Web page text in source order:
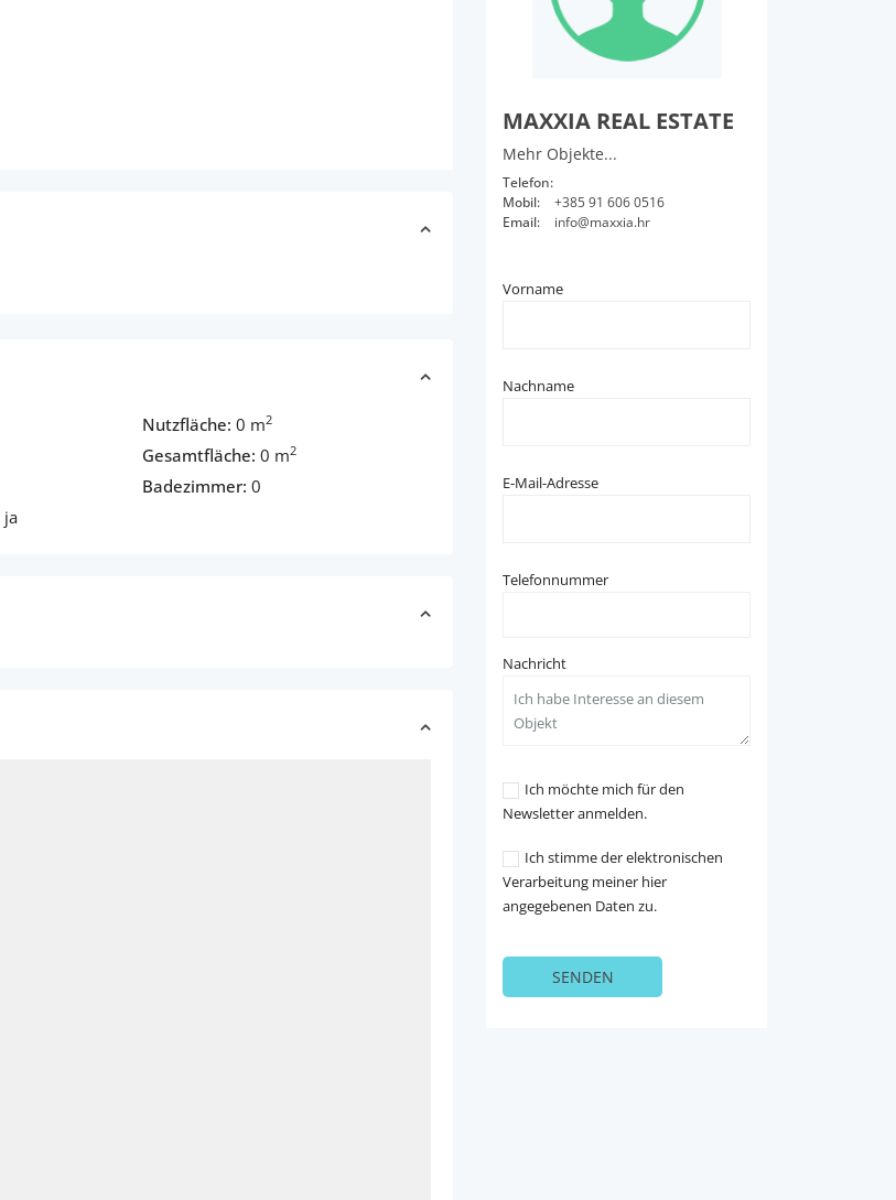
Nutzfläche: 0 m2
Gesamtfläche: 0 m2
Badezimmer: 0
ja
MAXXIA REAL ESTATE
Mehr Objekte...
Telefon:
Mobil:
+385 91 606 0516
Email:
info@maxxia.hr
Vorname
Nachname
E-Mail-Adresse
Telefonnummer
Nachricht
Ich möchte mich für den
Newsletter anmelden.
Ich stimme der elektronischen
Verarbeitung meiner hier
angegebenen Daten zu.